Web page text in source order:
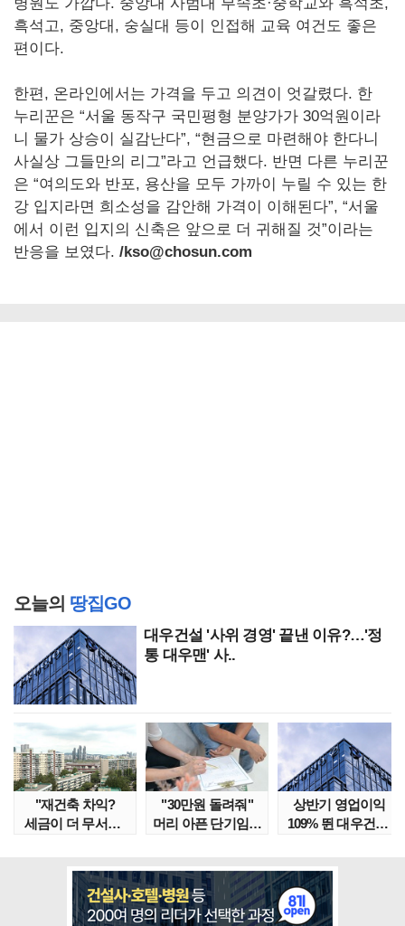
병원도 가깝다. 중앙대 사범대 부속초·중학교와 흑석초,
흑석고, 중앙대, 숭실대 등이 인접해 교육 여건도 좋은
편이다.
한편, 온라인에서는 가격을 두고 의견이 엇갈렸다. 한
누리꾼은 “서울 동작구 국민평형 분양가가 30억원이라
니 물가 상승이 실감난다”, “현금으로 마련해야 한다니
사실상 그들만의 리그”라고 언급했다. 반면 다른 누리꾼
은 “여의도와 반포, 용산을 모두 가까이 누릴 수 있는 한
강 입지라면 희소성을 감안해 가격이 이해된다”, “서울
에서 이런 입지의 신축은 앞으로 더 귀해질 것”이라는
반응을 보였다. /kso@chosun.com
오늘의 땅집GO
대우건설 '사위 경영' 끝낸 이유?…'정
통 대우맨' 사..
"재건축 차익?
세금이 더 무서워"
"30만원 돌려줘"
머리 아픈 단기임대
상반기 영업이익
109% 뛴 대우건설,